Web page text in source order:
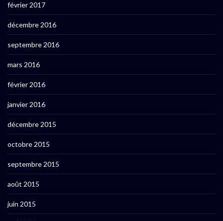
février 2017
décembre 2016
septembre 2016
mars 2016
février 2016
janvier 2016
décembre 2015
octobre 2015
septembre 2015
août 2015
juin 2015